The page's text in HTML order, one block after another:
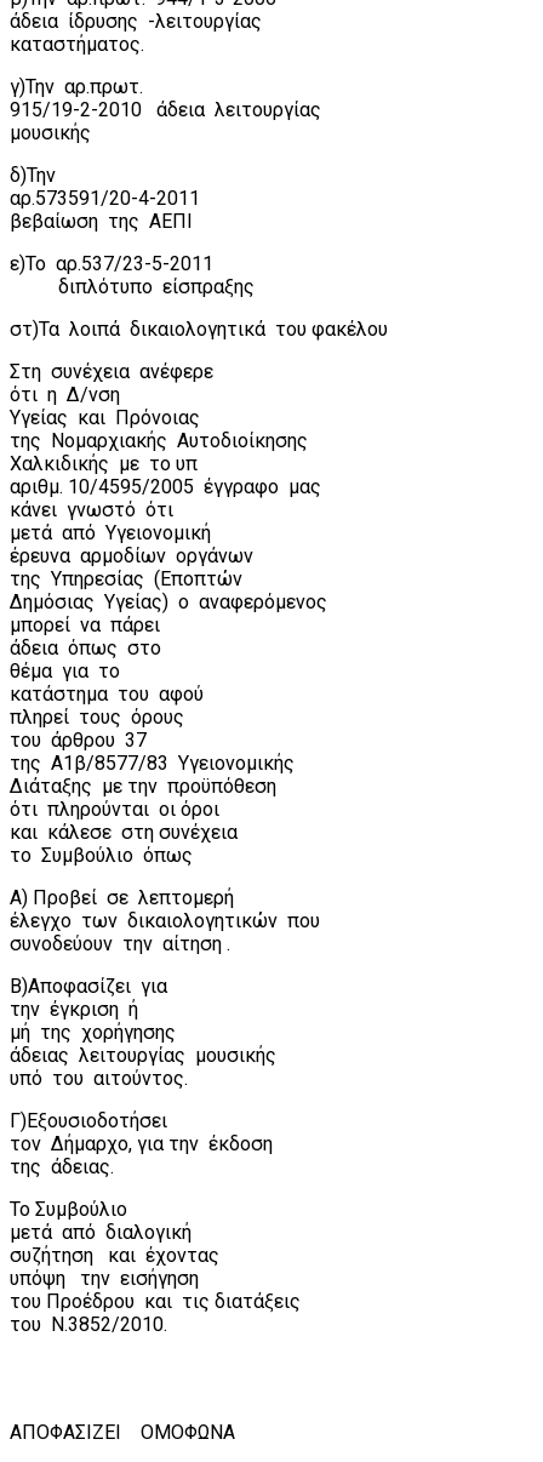
άδεια ίδρυσης -λειτουργίας
καταστήματος.
γ)Την αρ.πρωτ.
915/19-2-2010
άδεια λειτουργίας
μουσικής
δ)Την
αρ.573591/20-4-2011
βεβαίωση της ΑΕΠΙ
ε)Το αρ.537/23-5-2011
διπλότυπο είσπραξης
στ)Τα λοιπά δικαιολογητικά του φακέλου
Στη συνέχεια ανέφερε
ότι η Δ/νση
Υγείας και Πρόνοιας
της
Νομαρχιακής Αυτοδιοίκησης
Χαλκιδικής με το υπ
αριθμ. 10/4595/2005 έγγραφο μας
κάνει γνωστό ότι
μετά από Υγειονομική
έρευνα αρμοδίων οργάνων
της Υπηρεσίας (Εποπτών
Δημόσιας Υγείας) ο αναφερόμενος
μπορεί να πάρει
άδεια όπως στο
θέμα για το
κατάστημα του αφού
πληρεί τους όρους
του άρθρου 37
της Α1β/8577/83 Υγειονομικής
Διάταξης με την προϋπόθεση
ότι πληρούνται οι όροι
και κάλεσε στη συνέχεια
το Συμβούλιο όπως
Α) Προβεί σε λεπτομερή
έλεγχο των δικαιολογητικών που
συνοδεύουν την αίτηση .
Β)Αποφασίζει για
την έγκριση ή
μή της χορήγησης
άδειας λειτουργίας μουσικής
υπό του αιτούντος.
Γ)Εξουσιοδοτήσει
τον Δήμαρχο, για την έκδοση
της άδειας.
Το Συμβούλιο
μετά από διαλογική
συζήτηση
και έχοντας
υπόψη
την εισήγηση
του Προέδρου και τις διατάξεις
του
Ν.3852/2010.
ΑΠΟΦΑΣΙΖΕΙ
ΟΜΟΦΩΝΑ